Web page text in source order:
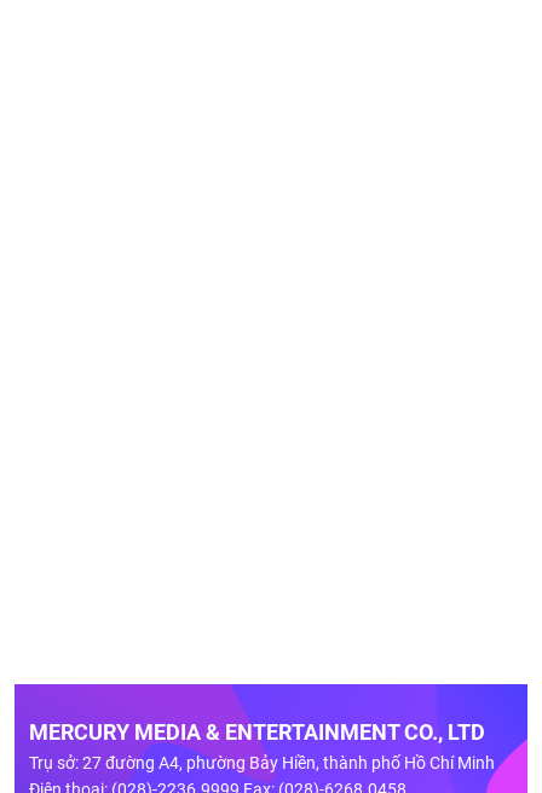
MERCURY MEDIA & ENTERTAINMENT CO., LTD
Trụ sở: 27 đường A4, phường Bảy Hiền, thành phố Hồ Chí Minh